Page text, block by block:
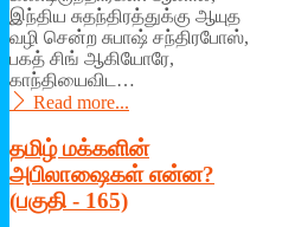
இந்திய சுதந்திரத்துக்கு ஆயுத
வழி சென்ற சுபாஷ் சந்திரபோஸ்,
பகத் சிங் ஆகியோரே,
காந்தியைவிட…
Read more...
தமிழ் மக்களின்
அபிலாஷைகள் என்ன?
(பகுதி - 165)